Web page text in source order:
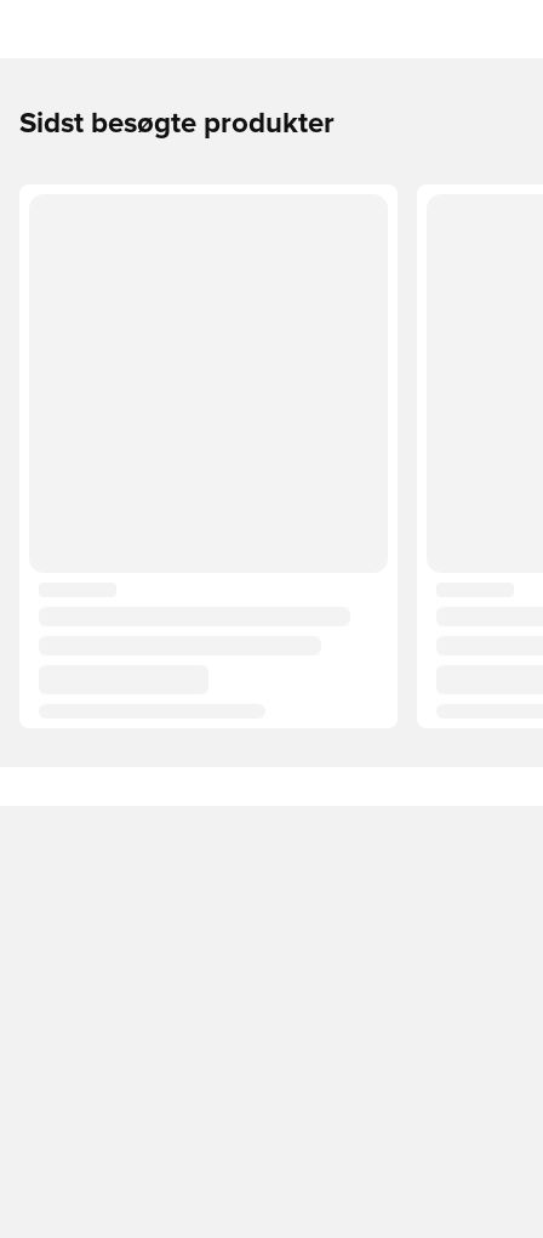
Sidst besøgte produkter